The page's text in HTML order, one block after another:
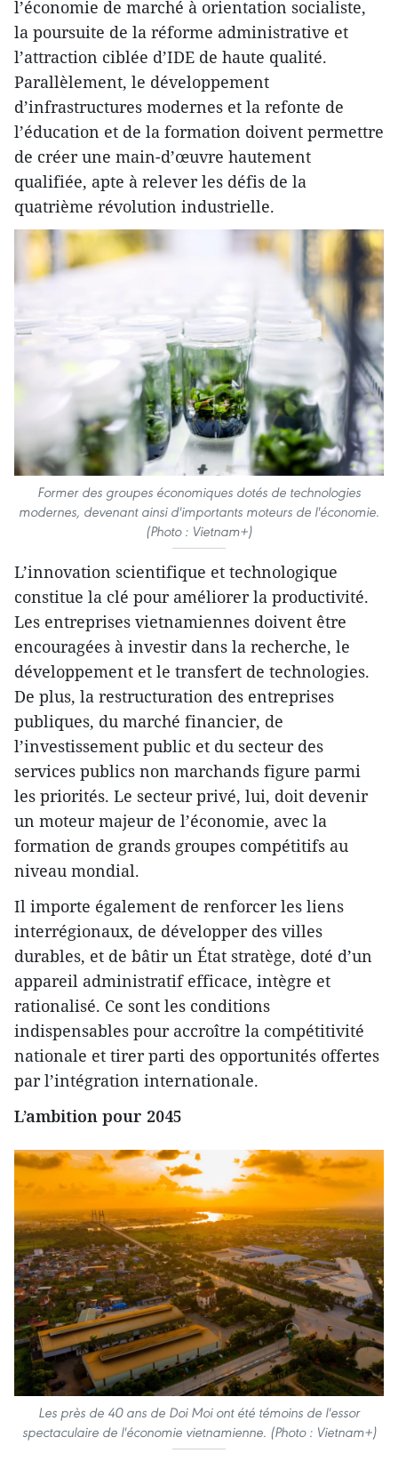
l’économie de marché à orientation socialiste,
la poursuite de la réforme administrative et
l’attraction ciblée d’IDE de haute qualité.
Parallèlement, le développement
d’infrastructures modernes et la refonte de
l’éducation et de la formation doivent permettre
de créer une main-d’œuvre hautement
qualifiée, apte à relever les défis de la
quatrième révolution industrielle.
Former des groupes économiques dotés de technologies
modernes, devenant ainsi d'importants moteurs de l'économie.
(Photo : Vietnam+)
L’innovation scientifique et technologique
constitue la clé pour améliorer la productivité.
Les entreprises vietnamiennes doivent être
encouragées à investir dans la recherche, le
développement et le transfert de technologies.
De plus, la restructuration des entreprises
publiques, du marché financier, de
l’investissement public et du secteur des
services publics non marchands figure parmi
les priorités. Le secteur privé, lui, doit devenir
un moteur majeur de l’économie, avec la
formation de grands groupes compétitifs au
niveau mondial.
Il importe également de renforcer les liens
interrégionaux, de développer des villes
durables, et de bâtir un État stratège, doté d’un
appareil administratif efficace, intègre et
rationalisé. Ce sont les conditions
indispensables pour accroître la compétitivité
nationale et tirer parti des opportunités offertes
par l’intégration internationale.
L’ambition pour 2045
Les près de 40 ans de Doi Moi ont été témoins de l'essor
spectaculaire de l'économie vietnamienne. (Photo : Vietnam+)